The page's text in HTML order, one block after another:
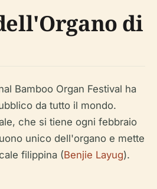
di
Bamboo Organ Festival ha
da tutto il mondo.
che si tiene ogni febbraio
unico dell'organo e mette
filippina (Benjie Layug).